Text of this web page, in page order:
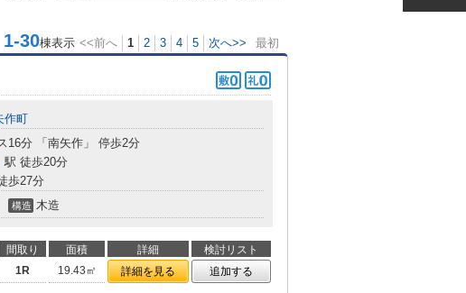
30棟表示 <<前へ 1 2 3 4 5 次へ>> 最初
作町
16分 「南矢作」 停歩2分
駅 徒歩20分
歩27分
構造 木造
間取り 面積 詳細
検討リスト
1R 19.43㎡ 詳細を見る 追加する